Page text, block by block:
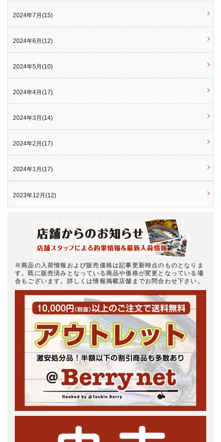
2024年7月(15)
2024年6月(12)
2024年5月(10)
2024年4月(17)
2024年3月(14)
2024年2月(17)
2024年1月(17)
2023年12月(12)
※商品の入荷情報および販売価格は記事更新時点のものとなりま
す。既に販売済みとなっている商品や価格が変更となっている場
合もございます。詳しくは情報掲載店舗までお問合わせ下さい。